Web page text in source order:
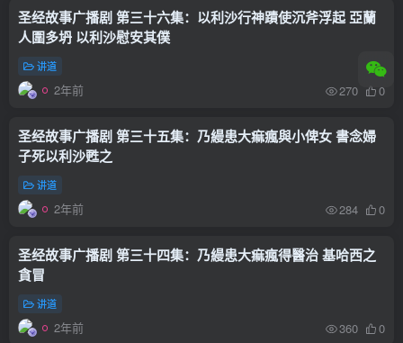
圣经故事广播剧 第三十六集：以利沙行神蹟使沉斧浮起 亞蘭
人圍多坍 以利沙慰安其僕
讲道
2年前 270 0
圣经故事广播剧 第三十五集：乃縵患大痲瘋與小俾女 書念婦
子死以利沙甦之
讲道
2年前 284 0
圣经故事广播剧 第三十四集：乃縵患大痲瘋得醫治 基哈西之
貪冒
讲道
2年前 360 0